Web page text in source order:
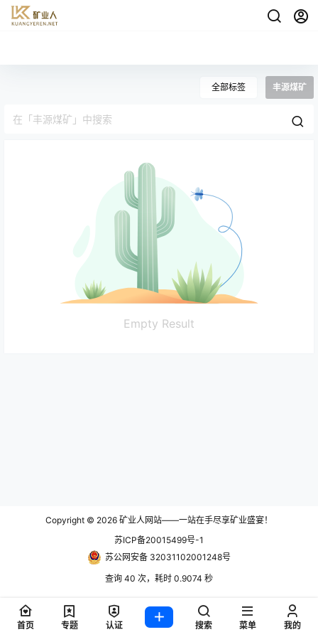
全部标签 丰源煤矿
Empty Result
Copyright © 2026 矿业人网站——一站在手尽享矿业盛宴！
苏ICP备20015499号-1
苏公网安备 32031102001248号
查询 40 次，耗时 0.9074 秒
首页 专题 认证 搜索 菜单 我的